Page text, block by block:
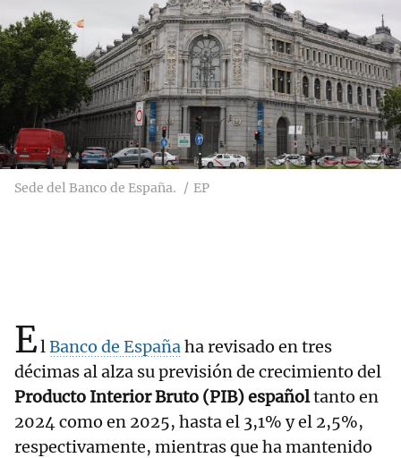
Sede del Banco de España. EP
ElBanco de Españaha revisado en tres
décimas al alza su previsión de crecimiento del
Producto Interior Bruto (PIB) españoltanto en
2024 como en 2025, hasta el 3,1% y el 2,5%,
respectivamente, mientras que ha mantenido